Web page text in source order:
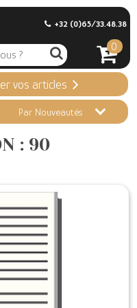
+32 (0)65/33.48.38
0
vos articles
Par Nouveautés
: 90